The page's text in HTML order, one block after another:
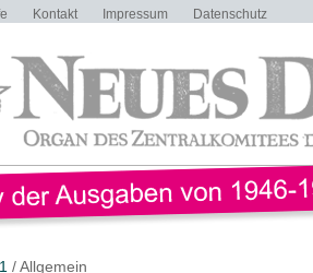
Kontakt Impressum Datenschutz
/ Allgemein